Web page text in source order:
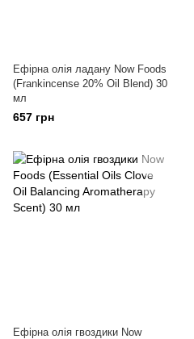
Ефірна олія ладану Now Foods
(Frankincense 20% Oil Blend) 30
мл
657 грн
Ефірна олія гвоздики Now